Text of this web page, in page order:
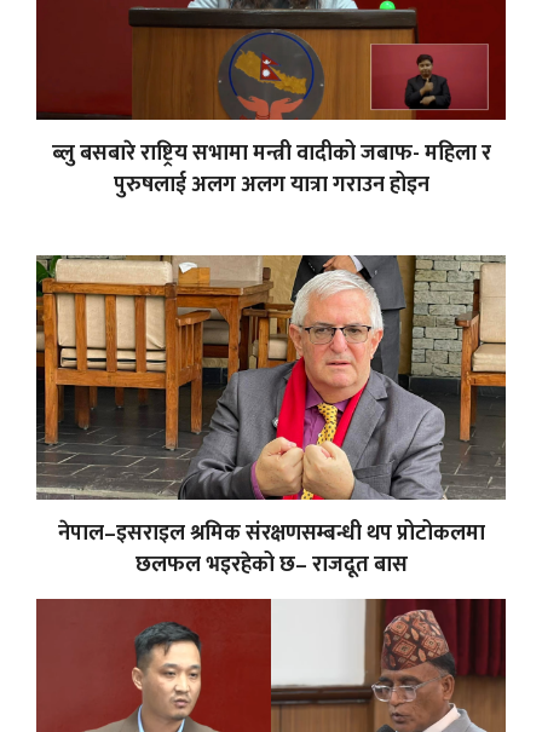
ब्लु बसबारे राष्ट्रिय सभामा मन्त्री वादीको जबाफ- महिला र
पुरुषलाई अलग अलग यात्रा गराउन होइन
नेपाल–इसराइल श्रमिक संरक्षणसम्बन्धी थप प्रोटोकलमा
छलफल भइरहेको छ– राजदूत बास